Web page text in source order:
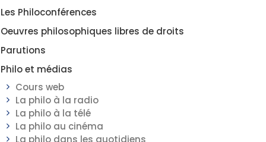
Les Philoconférences
Oeuvres philosophiques libres de droits
Parutions
Philo et médias
Cours web
La philo à la radio
La philo à la télé
La philo au cinéma
La philo dans les quotidiens